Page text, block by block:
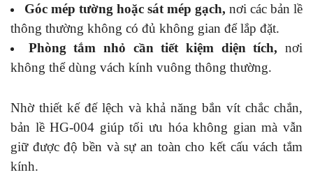
Góc mép tường hoặc sát mép gạch, nơi các bản lề
thông thường không có đủ không gian để lắp đặt.
Phòng tắm nhỏ cần tiết kiệm diện tích, nơi
không thể dùng vách kính vuông thông thường.
Nhờ thiết kế đế lệch và khả năng bắn vít chắc chắn,
bản lề HG-004 giúp tối ưu hóa không gian mà vẫn
giữ được độ bền và sự an toàn cho kết cấu vách tắm
kính.